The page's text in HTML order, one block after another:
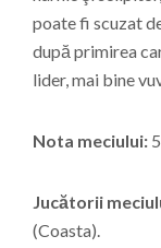
poate fi scuzat
după primirea
lider, mai bine
Nota meciului:
Jucătorii
(Coasta).